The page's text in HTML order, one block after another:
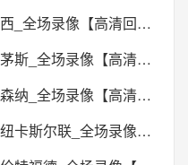
2026年05月20日 热刺VS切尔西_全场录像【高清回放】
2026年05月20日 曼城VS伯恩茅斯_全场录像【高清回放】
2026年05月19日 伯恩利VS阿森纳_全场录像【高清回放】
2026年05月18日 西汉姆联VS纽卡斯尔联_全场录像【高清回放】